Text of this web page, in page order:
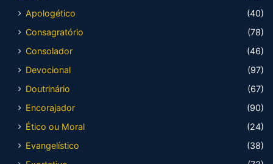
Apologético
(40)
Consagratório
(78)
Consolador
(46)
Devocional
(97)
Doutrinário
(67)
Encorajador
(90)
Ético ou Moral
(24)
Evangelístico
(38)